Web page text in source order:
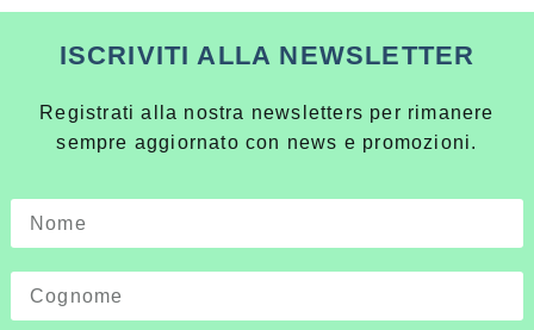
ISCRIVITI ALLA NEWSLETTER
Registrati alla nostra newsletters per rimanere
sempre aggiornato con news e promozioni.